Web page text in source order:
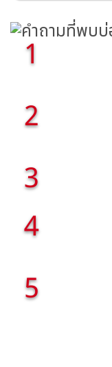
1
2
3
4
5